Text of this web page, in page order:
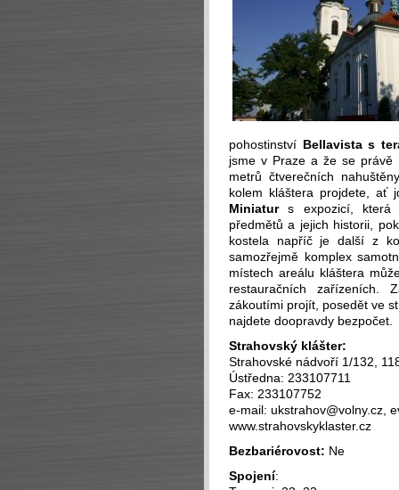
pohostinství Bellavista s
jsme v Praze a že se
metrů čtverečních
kolem kláštera projdete, ať
Miniaturs expozicí, která
předmětů a jejich historii,
kostela napříč je další z
samozřejmě komplex
místech areálu kláštera
restauračních zařízeních.
zákoutími projít, posedět ve
najdete doopravdy bezpočet.
Strahovský klášter:
Strahovské nádvoří 1/132,
Ústředna: 233107711
Fax: 233107752
e-mail: ukstrahov@volny.cz,
www.strahovskyklaster.cz
Bezbariérovost: Ne
Spojení: